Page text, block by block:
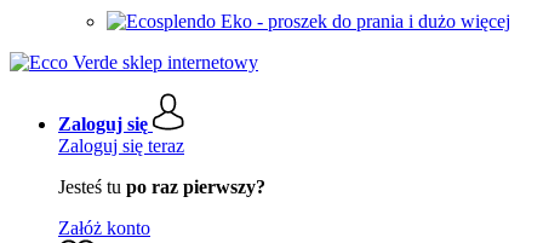
Eko - proszek do prania i dużo więcej
Zaloguj się
Zaloguj się teraz
Jesteś tu po raz pierwszy?
Załóż konto